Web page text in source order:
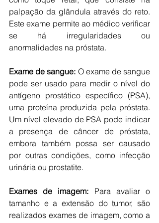
palpação da glândula através do reto.
Este exame permite ao médico verificar
se há irregularidades ou
anormalidades na próstata.
Exame de sangue: O exame de sangue
pode ser usado para medir o nível do
antígeno prostático específico (PSA),
uma proteína produzida pela próstata.
Um nível elevado de PSA pode indicar
a presença de câncer de próstata,
embora também possa ser causado
por outras condições, como infecção
urinária ou prostatite.
Exames de imagem: Para avaliar o
tamanho e a extensão do tumor, são
realizados exames de imagem, como a